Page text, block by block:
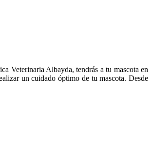
Veterinaria Albayda, tendrás a tu mascota en
un cuidado óptimo de tu mascota. Desde